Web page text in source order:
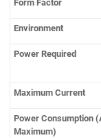
Form Factor
Environment
Power Required
Maximum Current
Power Consumption
Maximum)